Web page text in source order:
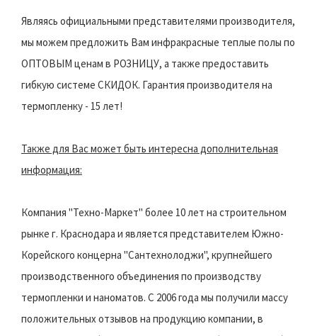
Являясь официальными представителями производителя,
мы можем предложить Вам инфракрасные теплые полы по
ОПТОВЫМ ценам в РОЗНИЦУ, а также предоставить
гибкую системе СКИДОК. Гарантия производителя на
термопленку - 15 лет!
Также для Вас может быть интересна дополнительная
информация:
Компания "Техно-Маркет" более 10 лет на строительном
рынке г. Краснодара и является представителем Южно-
Корейского концерна "Сантехнолоджи", крупнейшего
производственного объединения по производству
термопленки и наноматов. С 2006 года мы получили массу
положительных отзывов на продукцию компании, в